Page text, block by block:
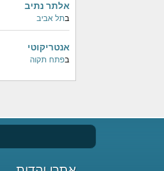
אלתר נתיב
בתל אביב
אנטריקוטי
בפתח תקוה